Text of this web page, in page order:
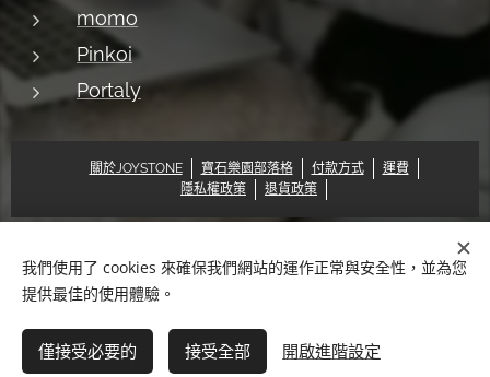
momo
Pinkoi
Portaly
關於JOYSTONE 寶石樂園部落格 付款方式
運費
隱私權政策
退貨政策
© 2018 Pat & Mary Works Ltd. All rights reserved.
語言
中文 (繁體)
English
我們使用了 cookies 來確保我們網站的運作正常與安全性，並為您
提供最佳的使用體驗。
僅接受必要的 接受全部 開啟進階設定